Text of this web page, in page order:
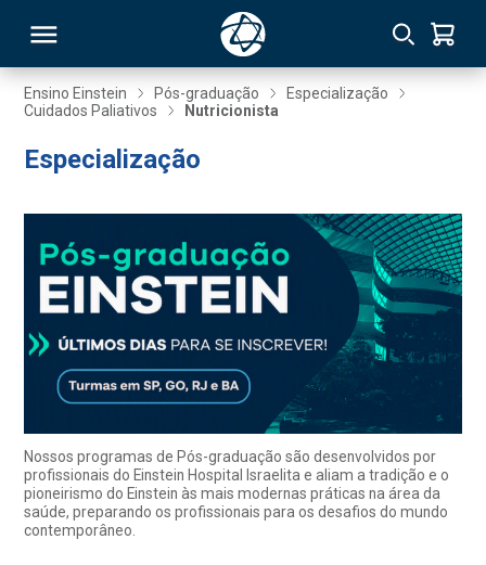
Ensino Einstein Pós-graduação
Especialização
Cuidados Paliativos
Nutricionista
Especialização
Nossos programas de Pós-graduação são desenvolvidos por
profissionais do Einstein Hospital Israelita e aliam a tradição e o
pioneirismo do Einstein às mais modernas práticas na área da
saúde, preparando os profissionais para os desafios do mundo
contemporâneo.